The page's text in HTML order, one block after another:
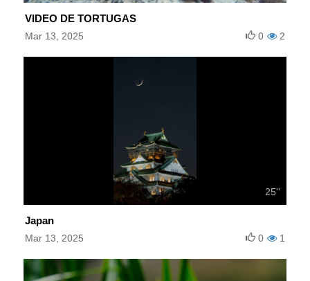
VIDEO DE TORTUGAS
Mar 13, 2025 2
0
25''
Japan
Mar 13, 2025 1
0